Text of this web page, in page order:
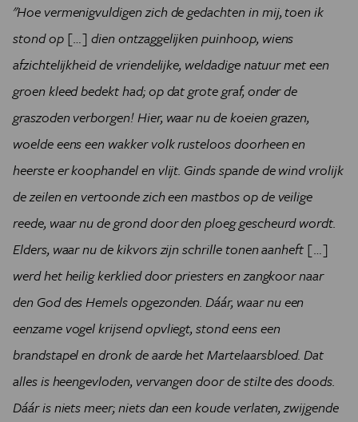
"Hoe vermenigvuldigen zich de gedachten in mij, toen ik
stond op […] dien ontzaggelijken puinhoop, wiens
afzichtelijkheid de vriendelijke, weldadige natuur met een
groen kleed bedekt had; op dat grote graf, onder de
graszoden verborgen! Hier, waar nu de koeien grazen,
woelde eens een wakker volk rusteloos doorheen en
heerste er koophandel en vlijt. Ginds spande de wind vrolijk
de zeilen en vertoonde zich een mastbos op de veilige
reede, waar nu de grond door den ploeg gescheurd wordt.
Elders, waar nu de kikvors zijn schrille tonen aanheft […]
werd het heilig kerklied door priesters en zangkoor naar
den God des Hemels opgezonden. Dáár, waar nu een
eenzame vogel krijsend opvliegt, stond eens een
brandstapel en dronk de aarde het Martelaarsbloed. Dat
alles is heengevloden, vervangen door de stilte des doods.
Dáár is niets meer; niets dan een koude verlaten, zwijgende